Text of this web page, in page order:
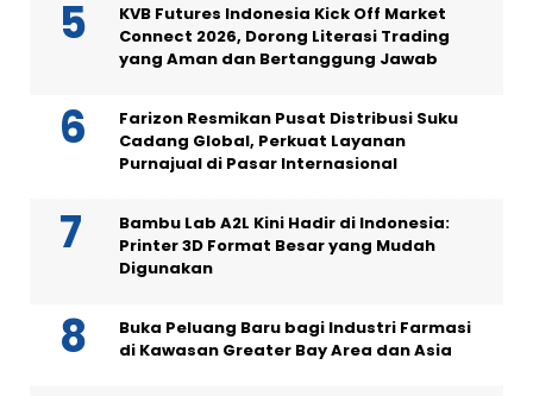
KVB Futures Indonesia Kick Off Market
Connect 2026, Dorong Literasi Trading
yang Aman dan Bertanggung Jawab
Farizon Resmikan Pusat Distribusi Suku
Cadang Global, Perkuat Layanan
Purnajual di Pasar Internasional
Bambu Lab A2L Kini Hadir di Indonesia:
Printer 3D Format Besar yang Mudah
Digunakan
Buka Peluang Baru bagi Industri Farmasi
di Kawasan Greater Bay Area dan Asia